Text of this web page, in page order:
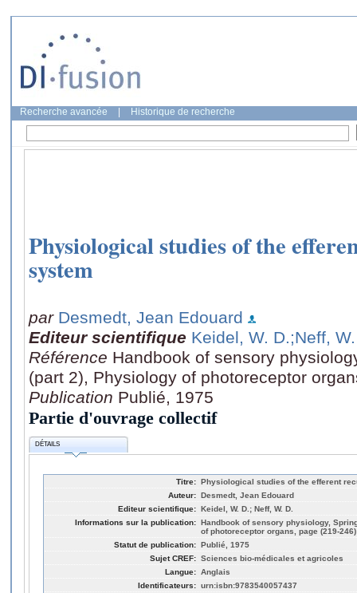
Recherche avancée Historique de recherche
Physiological studies of the
system
par Desmedt, Jean Edouard
Editeur scientifique Keidel, W. D.;Neff,
Référence Handbook of sensory
(part 2), Physiology of photoreceptor
Publication Publié, 1975
Partie d'ouvrage collectif
DÉTAILS
Titre: Physiological studies of the efferent
Auteur: Desmedt, Jean Edouard
Editeur scientifique: Keidel, W. D.; Neff, W. D.
Informations sur la publication: Handbook of sensory physiology,
of photoreceptor organs, page (219-246)
Statut de publication: Publié, 1975
Sujet CREF: Sciences bio-médicales et agricoles
Langue: Anglais
Identificateurs: urn:isbn:9783540057437